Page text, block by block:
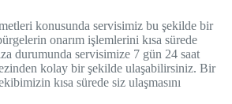
konusunda servisimiz bu şekilde bir
onarım işlemlerini kısa sürede
durumunda servisimize 7 gün 24 saat
kolay bir şekilde ulaşabilirsiniz. Bir
kısa sürede siz ulaşmasını